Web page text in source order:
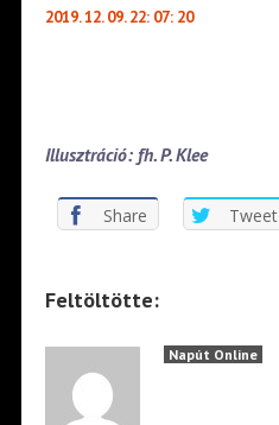
2019. 12. 09. 22: 07: 20
Illusztráció: fh. P. Klee
Share Tweet
Feltöltötte:
Napút Online